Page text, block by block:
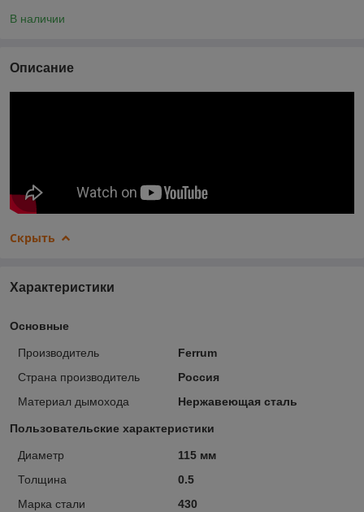
В наличии
Описание
Скрыть
Характеристики
Основные
Производитель
Ferrum
Страна производитель
Россия
Материал дымохода
Нержавеющая сталь
Пользовательские характеристики
Диаметр
115 мм
Толщина
0.5
Марка стали
430